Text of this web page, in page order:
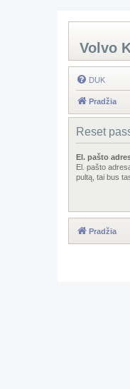
Volvo
DUK
Pradžia
Reset
El. pašto
El. pašto
pultą, tai bus
Pradžia